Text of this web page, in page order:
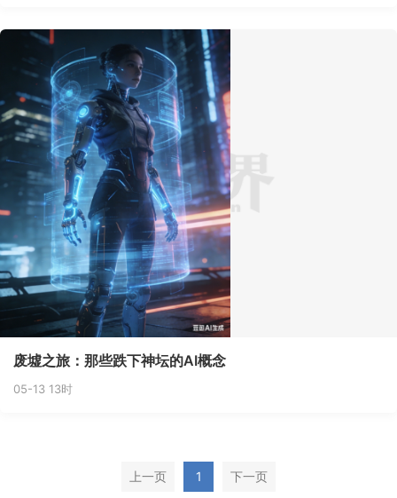
废墟之旅：那些跌下神坛的AI概念
05-13 13时
上一页 1 下一页